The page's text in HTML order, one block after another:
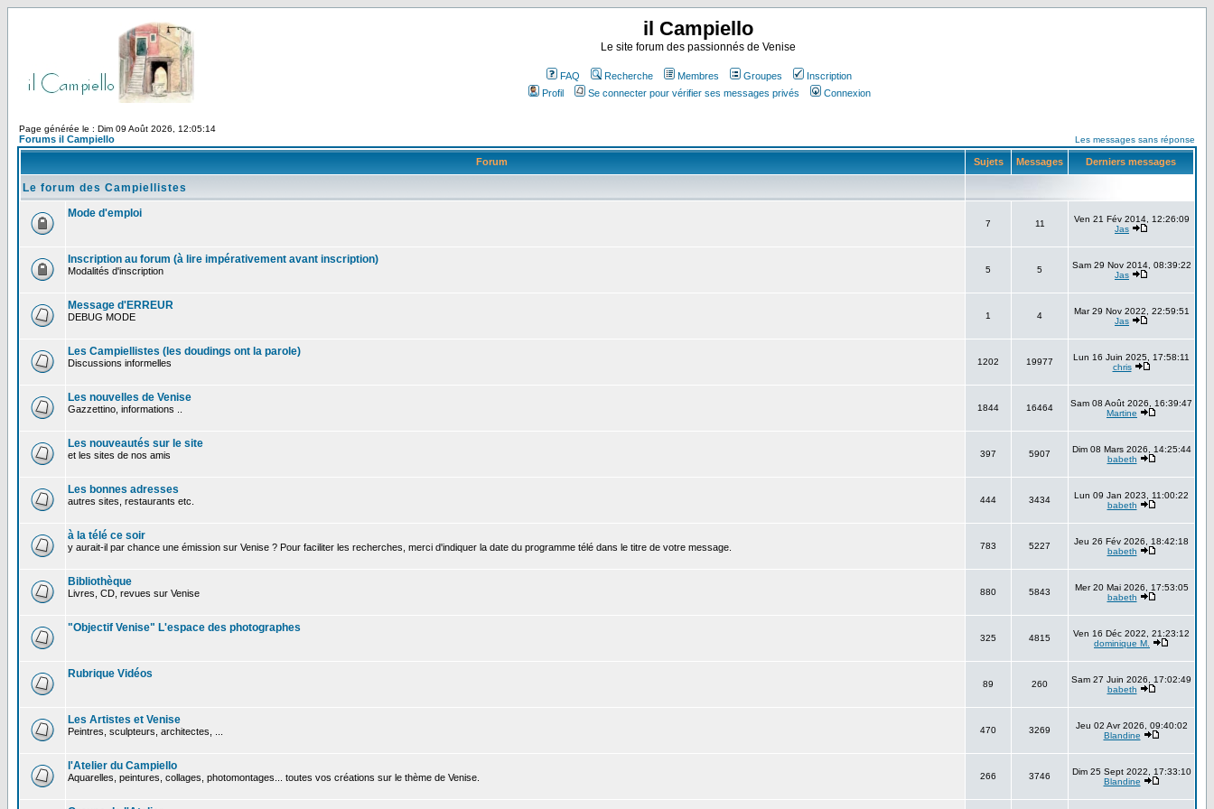
il Campiello
Le site forum des passionnés de Venise
FAQ Recherche Membres Groupes
Inscription
Profil
Se connecter pour vérifier ses messages privés Connexion
Page générée le : Dim 09 Août 2026, 12:05:14
Forums il Campiello Les messages sans réponse
Forum Sujets Messages Derniers messages
Le forum des Campiellistes
Mode d'emploi
7 11
Ven 21 Fév 2014, 12:26:09
Jas
Inscription au forum (à lire impérativement avant inscription)
Modalités d'inscription 5 5
Sam 29 Nov 2014, 08:39:22
Jas
Message d'ERREUR
DEBUG MODE 1 4
Mar 29 Nov 2022, 22:59:51
Jas
Les Campiellistes (les doudings ont la parole)
Discussions informelles 1202 19977
Lun 16 Juin 2025, 17:58:11
chris
Les nouvelles de Venise
Gazzettino, informations .. 1844 16464
Sam 08 Août 2026, 16:39:47
Martine
Les nouveautés sur le site
et les sites de nos amis 397 5907
Dim 08 Mars 2026, 14:25:44
babeth
Les bonnes adresses
autres sites, restaurants etc. 444 3434
Lun 09 Jan 2023, 11:00:22
babeth
à la télé ce soir
y aurait-il par chance une émission sur Venise ? Pour faciliter les recherches, merci d'indiquer la date du programme télé dans le titre de votre message. 783 5227
Jeu 26 Fév 2026, 18:42:18
babeth
Bibliothèque
Livres, CD, revues sur Venise 880 5843
Mer 20 Mai 2026, 17:53:05
babeth
"Objectif Venise" L'espace des photographes
325 4815
Ven 16 Déc 2022, 21:23:12
dominique M.
Rubrique Vidéos
89 260
Sam 27 Juin 2026, 17:02:49
babeth
Les Artistes et Venise
Peintres, sculpteurs, architectes, ... 470 3269
Jeu 02 Avr 2026, 09:40:02
Blandine
l'Atelier du Campiello
Aquarelles, peintures, collages, photomontages... toutes vos créations sur le thème de Venise. 266 3746
Dim 25 Sept 2022, 17:33:10
Blandine